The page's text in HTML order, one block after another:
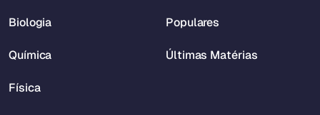
Biologia
Química
Física
Populares
Últimas Matérias